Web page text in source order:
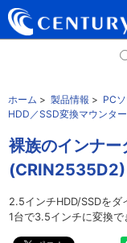
ホーム > 製品情報 > PC
HDD／SSD変換マウンター
裸族のインナ
(CRIN2535D2)
2.5インチHDD/SSDを
1台で3.5インチに変換で